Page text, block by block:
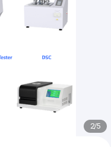
2/5